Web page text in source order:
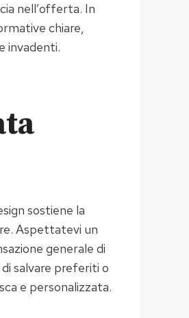
nell’offerta. In
chiare,
invadenti.
sostiene la
Aspettatevi un
generale di
salvare preferiti o
e personalizzata.